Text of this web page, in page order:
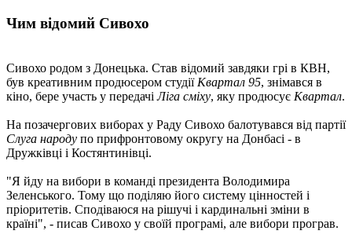
Чим відомий Сивохо
Сивохо родом з Донецька. Став відомий завдяки грі в КВН,
був креативним продюсером студії Квартал 95, знімався в
кіно, бере участь у передачіЛіга сміху, яку продюсує Квартал.
На позачергових виборах у Раду Сивохо балотувався від партії
Слуга народу по прифронтовому округу на Донбасі - в
Дружківці і Костянтинівці.
"Я йду на вибори в команді президента Володимира
Зеленського. Тому що поділяю його систему цінностей і
пріоритетів. Сподіваюся на рішучі і кардинальні зміни в
країні", - писав Сивохо у своїй програмі, але вибори програв.